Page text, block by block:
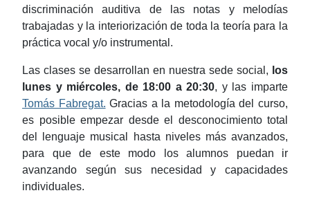
discriminación auditiva de las notas y melodías
trabajadas y la interiorización de toda la teoría para la
práctica vocal y/o instrumental.
Las clases se desarrollan en nuestra sede social, los
lunes y miércoles, de 18:00 a 20:30, y las imparte
Tomás Fabregat. Gracias a la metodología del curso,
es posible empezar desde el desconocimiento total
del lenguaje musical hasta niveles más avanzados,
para que de este modo los alumnos puedan ir
avanzando según sus necesidad y capacidades
individuales.